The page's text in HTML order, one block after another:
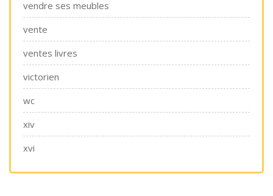
vendre ses meubles
vente
ventes livres
victorien
wc
xiv
xvi